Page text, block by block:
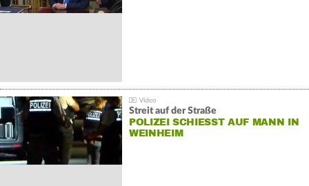
Streit auf der Straße
POLIZEI SCHIESST AUF MANN IN W
EINHEIM